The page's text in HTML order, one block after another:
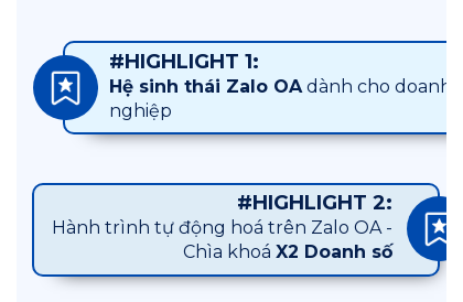
Hành trình tự động hoá trên Zalo OA -
Chìa khoá X2 Doanh số
#HIGHLIGHT 2:
Hệ sinh thái Zalo OAdành cho doanh
nghiệp
#HIGHLIGHT 1: